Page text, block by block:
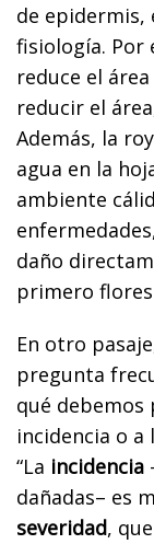
de epidermis,
fisiología. Por
reduce el
reducir el
Además, la
agua en la
ambiente
daño
primero
En otro
pregunta
qué debemos
incidencia o a
“La incidencia
dañadas– es
severidad,